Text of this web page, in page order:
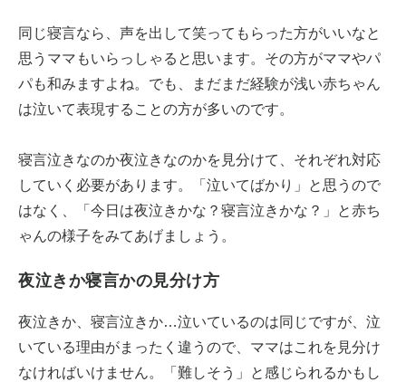
同じ寝言なら、声を出して笑ってもらった方がいいなと
思うママもいらっしゃると思います。その方がママやパ
パも和みますよね。でも、まだまだ経験が浅い赤ちゃん
は泣いて表現することの方が多いのです。
寝言泣きなのか夜泣きなのかを見分けて、それぞれ対応
していく必要があります。「泣いてばかり」と思うので
はなく、「今日は夜泣きかな？寝言泣きかな？」と赤ち
ゃんの様子をみてあげましょう。
夜泣きか寝言かの見分け方
夜泣きか、寝言泣きか…泣いているのは同じですが、泣
いている理由がまったく違うので、ママはこれを見分け
なければいけません。「難しそう」と感じられるかもし